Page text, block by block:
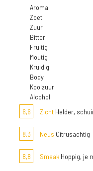
Aroma
Zoet
Zuur
Bitter
Fruitig
Moutig
Kruidig
Body
Koolzuur
Alcohol
6,6
Zicht Helder,
8,3 Neus Citrusachtig
8,8 Smaak Hoppig, je